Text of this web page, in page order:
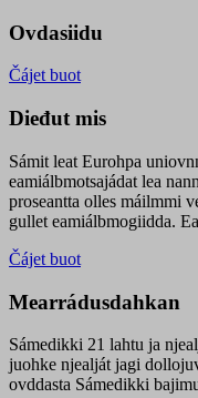
Ovdasiidu
Čájet buot
Dieđut mis
Sámit leat Eurohpa
eamiálbmotsajádat lea
proseantta olles máilmmi
gullet eamiálbmogiidda.
Čájet buot
Mearrádusdahkan
Sámedikki 21 lahtu ja
juohke njealját jagi
ovddasta Sámedikki